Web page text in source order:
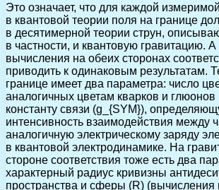
Это означает, что для каждой
в квантовой теории поля на границе
в десятимерной теории струн,
в частности, и квантовую гравитацию.
вычисления на обеих сторонах
приводить к одинаковым результатам.
границе имеет два параметра: число
аналогичных цветам кварков и
константу связи (g_{SYM}),
интенсивность взаимодействия между
аналогичную электрическому заряду
в квантовой электродинамике. На
стороне соответствия тоже есть два
характерный радиус кривизны
пространства и сферы (R) (вычисления